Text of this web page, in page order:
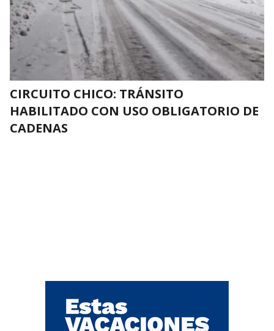
CIRCUITO CHICO: TRÁNSITO
HABILITADO CON USO OBLIGATORIO DE
CADENAS